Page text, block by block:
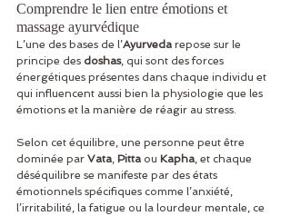
Comprendre le lien entre émotions et
massage ayurvédique
L’une des bases de l’Ayurveda repose sur le
principe des doshas, qui sont des forces
énergétiques présentes dans chaque individu et
qui influencent aussi bien la physiologie que les
émotions et la manière de réagir au stress.
Selon cet équilibre, une personne peut être
dominée par Vata, Pitta ou Kapha, et chaque
déséquilibre se manifeste par des états
émotionnels spécifiques comme l’anxiété,
l’irritabilité, la fatigue ou la lourdeur mentale, ce